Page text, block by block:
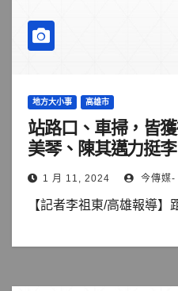
地方大小事 高雄市
站路口、車掃，皆
美琴、陳其邁力挺
1 月 11, 2024 今傳媒-
【記者李祖東/高雄報導】